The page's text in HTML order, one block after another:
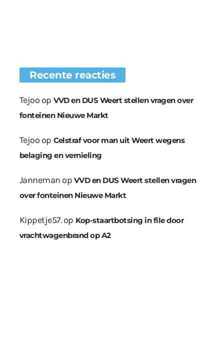
Recente reacties
Tejoo op VVD en DUS Weert stellen vragen over
fonteinen Nieuwe Markt
Tejoo op Celstraf voor man uit Weert wegens
belaging en vernieling
Janneman op VVD en DUS Weert stellen vragen
over fonteinen Nieuwe Markt
Kippetje57.op Kop-staartbotsing in file door
vrachtwagenbrand op A2